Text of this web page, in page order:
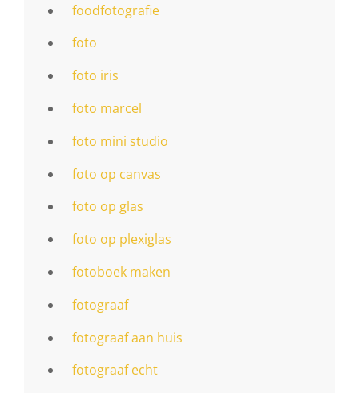
foodfotografie
foto
foto iris
foto marcel
foto mini studio
foto op canvas
foto op glas
foto op plexiglas
fotoboek maken
fotograaf
fotograaf aan huis
fotograaf echt